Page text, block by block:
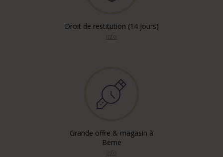
Droit de restitution (14 jours)
Grande offre & magasin à
Berne